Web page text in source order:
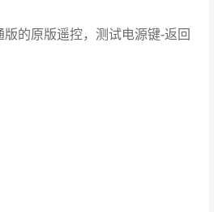
版的原版遥控，测试电源键-返回